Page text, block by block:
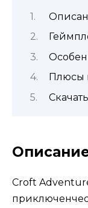
Плюсы
Скачать
Croft